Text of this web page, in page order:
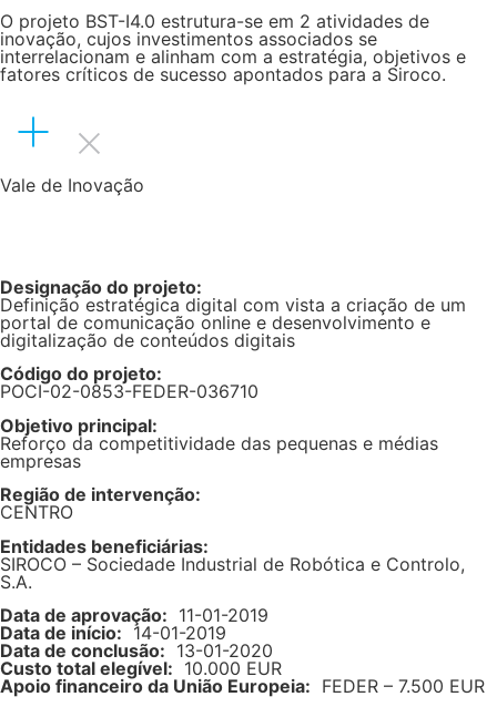
O projeto BST-I4.0 estrutura-se em 2 atividades de
inovação, cujos investimentos associados se
interrelacionam e alinham com a estratégia, objetivos e
fatores críticos de sucesso apontados para a Siroco.
Vale de Inovação
Designação do projeto:
Definição estratégica digital com vista a criação de um
portal de comunicação online e desenvolvimento e
digitalização de conteúdos digitais
Código do projeto:
POCI-02-0853-FEDER-036710
Objetivo principal:
Reforço da competitividade das pequenas e médias
empresas
Região de intervenção:
CENTRO
Entidades beneficiárias:
SIROCO – Sociedade Industrial de Robótica e Controlo,
S.A.
Data de aprovação: 11-01-2019
Data de início: 14-01-2019
Data de conclusão: 13-01-2020
Custo total elegível: 10.000 EUR
Apoio financeiro da União Europeia: FEDER – 7.500 EUR